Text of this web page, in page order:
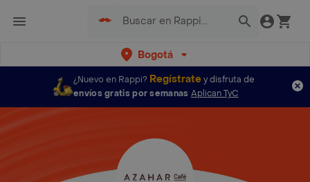
Bogotá
¿Nuevo en Rappi? Regístratey disfruta de
envíos gratis por semanas Aplican TyC